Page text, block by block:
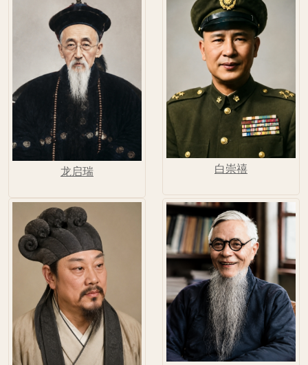
龙启瑞 白崇禧